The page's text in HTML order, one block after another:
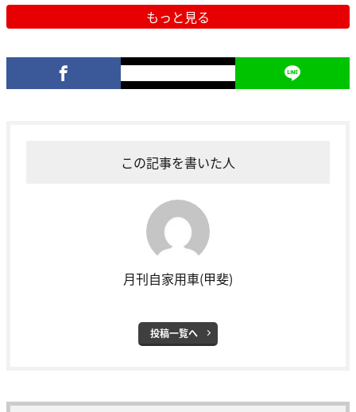
もっと見る
この記事を書いた人
月刊自家用車(甲斐)
投稿一覧へ